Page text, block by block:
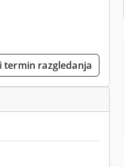
termin razgledanja